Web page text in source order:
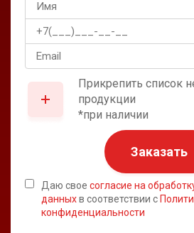
Прикрепить список
продукции
*при наличии
Заказать
Даю свое согласие на
данныхв соответствии с
конфиденциальности